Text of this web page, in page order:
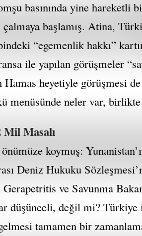
basınında yine
başlamış. Atina,
“egemenlik hakkı”
ile yapılan görüşmeler
Hamas heyetiyle görüşmesi
menüsünde neler var,
Mil Masalı
koymuş:
Deniz Hukuku
ve Savunma
düşünceli, değil mi?
tamamen bir